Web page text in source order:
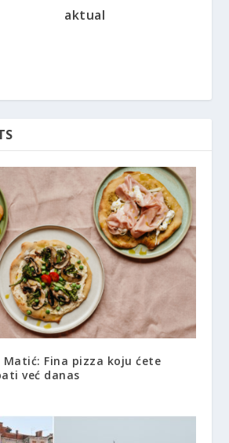
aktual
Matić: Fina pizza koju ćete
već danas